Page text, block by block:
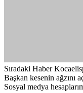
Sıradaki Haber
Başkan kesenin ağzını
Sosyal medya